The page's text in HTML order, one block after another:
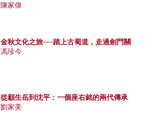
陳家偉
金秋文化之旅──踏上古蜀道，走過劍門關
馮珍今
從顧生岳到沈平：一個座右銘的兩代傳承
劉家美